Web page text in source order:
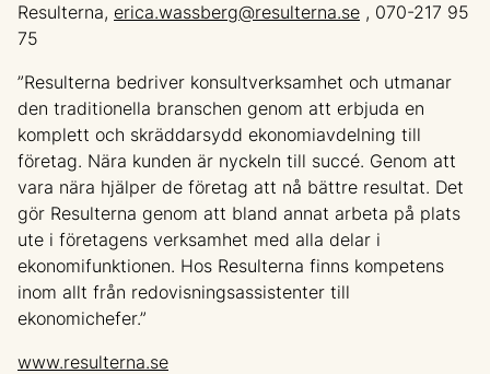
Resulterna, erica.wassberg@resulterna.se , 070-217 95
75
”Resulterna bedriver konsultverksamhet och utmanar
den traditionella branschen genom att erbjuda en
komplett och skräddarsydd ekonomiavdelning till
företag. Nära kunden är nyckeln till succé. Genom att
vara nära hjälper de företag att nå bättre resultat. Det
gör Resulterna genom att bland annat arbeta på plats
ute i företagens verksamhet med alla delar i
ekonomifunktionen. Hos Resulterna finns kompetens
inom allt från redovisningsassistenter till
ekonomichefer.”
www.resulterna.se